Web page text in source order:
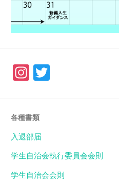
Instagram
各種書類
入退部届
学生自治会執行委員会会則
学生自治会会則